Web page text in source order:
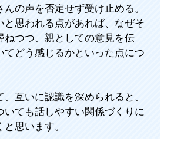
んの声を否定せず受け止める。
と思われる点があれば、なぜそ
ねつつ、親としての意見を伝
てどう感じるかといった点につ
互いに認識を深められると、
いても話しやすい関係づくりに
思います。